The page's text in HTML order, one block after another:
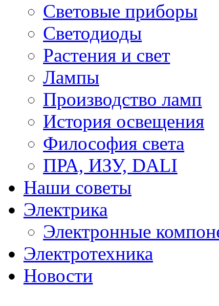
Световые приборы
Светодиоды
Растения и свет
Лампы
Производство ламп
История освещения
Философия света
ПРА, ИЗУ, DALI
Наши советы
Электрика
Электронные
Электротехника
Новости